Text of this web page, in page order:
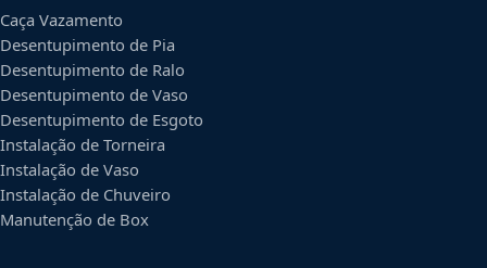
Caça Vazamento
Desentupimento de Pia
Desentupimento de Ralo
Desentupimento de Vaso
Desentupimento de Esgoto
Instalação de Torneira
Instalação de Vaso
Instalação de Chuveiro
Manutenção de Box